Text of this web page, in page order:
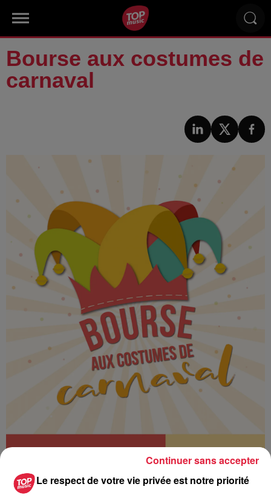
Bourse aux costumes de
carnaval
Le respect de votre vie privée est notre priorité
Continuer sans accepter